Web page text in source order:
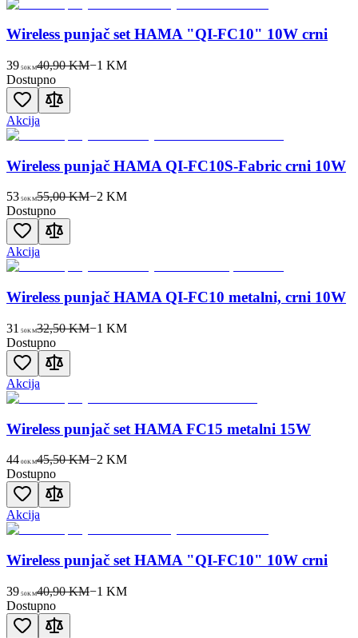
Wireless punjač set HAMA "QI-FC10" 10W crni
39 50KM40,90 KM−1 KM
Dostupno
Akcija
Wireless punjač HAMA QI-FC10S-Fabric crni 10W
53 50KM55,00 KM−2KM
Dostupno
Akcija
Wireless punjač HAMA QI-FC10 metalni, crni 10W
31 50KM32,50 KM−1 KM
Dostupno
Akcija
Wireless punjač set HAMA FC15 metalni 15W
44 00KM45,50 KM−2 KM
Dostupno
Akcija
Wireless punjač set HAMA "QI-FC10" 10W crni
39 50KM40,90 KM−1 KM
Dostupno